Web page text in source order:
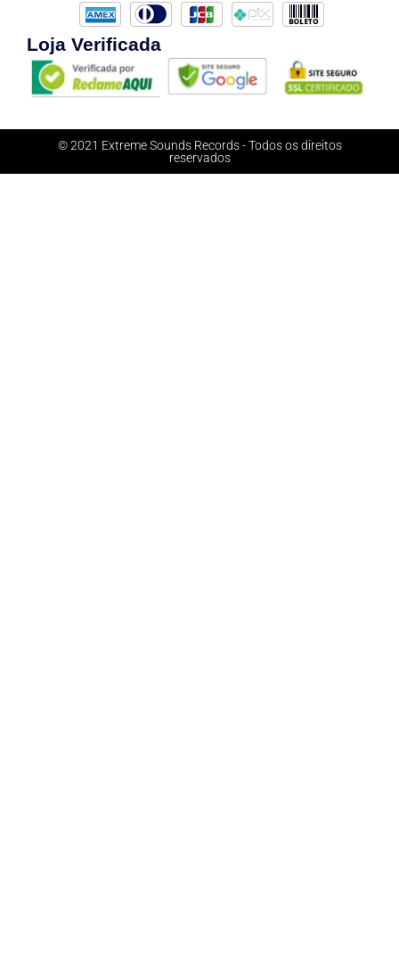
Loja Verificada
© 2021 Extreme Sounds Records - Todos os direitos
reservados